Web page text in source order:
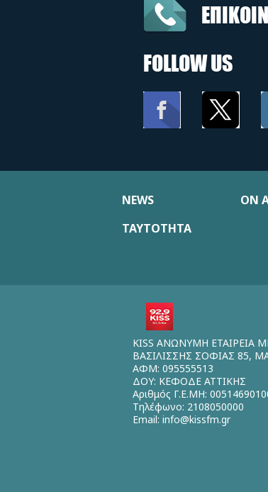
FOLLOW US
NEWS ON
ΤΑΥΤΟΤΗΤΑ
KISS ΑΝΩΝΥΜΗ ΕΤΑΙΡΕΙΑ
ΒΑΣΙΛΙΣΣΗΣ ΣΟΦΙΑΣ 85,
ΑΦΜ: 095555513
ΔΟΥ: ΚΕΦΟΔΕ ΑΤΤΙΚΗΣ
Αριθμός Γ.Ε.ΜΗ:
Τηλέφωνο: 2108050000
Email: info@kissfm.gr